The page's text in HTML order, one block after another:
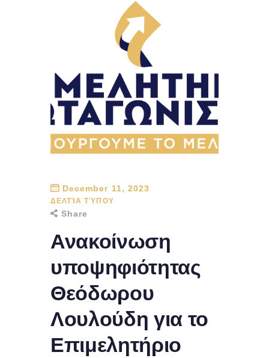
December 11, 2023
ΔΕΛΤΊΑ ΤΎΠΟΥ
Share
Ανακοίνωση
υποψηφιότητας
Θεόδωρου
Λουλούδη για το
Επιμελητήριο